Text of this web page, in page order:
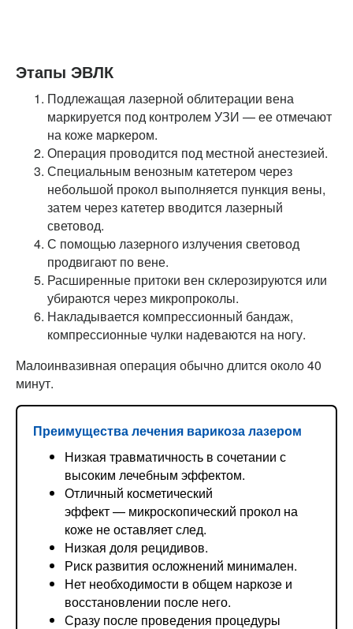
Этапы ЭВЛК
Подлежащая лазерной облитерации вена
маркируется под контролем УЗИ — ее отмечают
на коже маркером.
Операция проводится под местной анестезией.
Специальным венозным катетером через
небольшой прокол выполняется пункция вены,
затем через катетер вводится лазерный
световод.
С помощью лазерного излучения световод
продвигают по вене.
Расширенные притоки вен склерозируются или
убираются через микропроколы.
Накладывается компрессионный бандаж,
компрессионные чулки надеваются на ногу.
Малоинвазивная операция обычно длится около 40
минут.
Преимущества лечения варикоза лазером
Низкая травматичность в сочетании с
высоким лечебным эффектом.
Отличный косметический
эффект — микроскопический прокол на
коже не оставляет след.
Низкая доля рецидивов.
Риск развития осложнений минимален.
Нет необходимости в общем наркозе и
восстановлении после него.
Сразу после проведения процедуры